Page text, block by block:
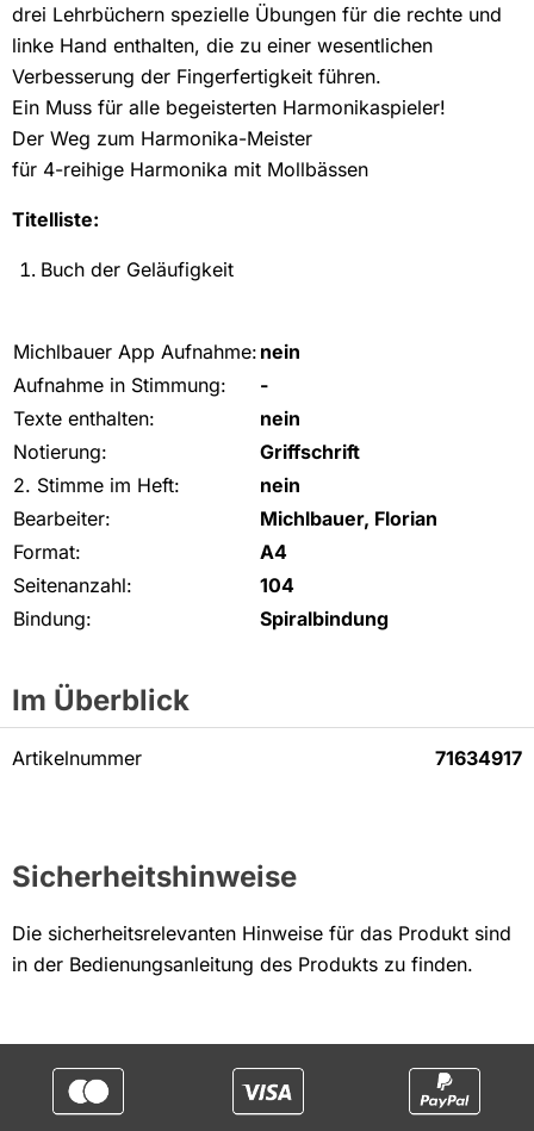
drei Lehrbüchern spezielle Übungen für die rechte und
linke Hand enthalten, die zu einer wesentlichen
Verbesserung der Fingerfertigkeit führen.
Ein Muss für alle begeisterten Harmonikaspieler!
Der Weg zum Harmonika-Meister
für 4-reihige Harmonika mit Mollbässen
Titelliste:
Buch der Geläufigkeit
Michlbauer App Aufnahme: nein
Aufnahme in Stimmung:
-
Texte enthalten:
nein
Notierung:
Griffschrift
2. Stimme im Heft:
nein
Bearbeiter:
Michlbauer, Florian
Format:
A4
Seitenanzahl:
104
Bindung:
Spiralbindung
Im Überblick
Artikelnummer 71634917
Sicherheitshinweise
Die sicherheitsrelevanten Hinweise für das Produkt sind
in der Bedienungsanleitung des Produkts zu finden.